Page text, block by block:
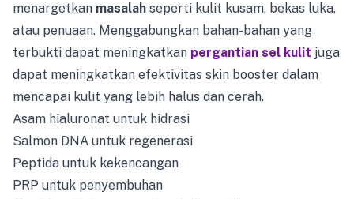
menargetkan masalah seperti kulit kusam, bekas luka,
atau penuaan. Menggabungkan bahan-bahan yang
terbukti dapat meningkatkan pergantian sel kulit juga
dapat meningkatkan efektivitas skin booster dalam
mencapai kulit yang lebih halus dan cerah.
Asam hialuronat untuk hidrasi
Salmon DNA untuk regenerasi
Peptida untuk kekencangan
PRP untuk penyembuhan